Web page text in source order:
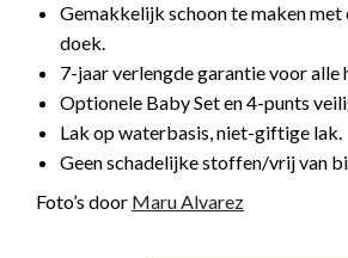
Gemakkelijk schoon te maken
doek.
7-jaar verlengde garantie voor alle
Optionele Baby Set en 4-punts
Lak op waterbasis, niet-giftige lak.
Geen schadelijke stoffen/vrij van
Foto’s door Maru Alvarez